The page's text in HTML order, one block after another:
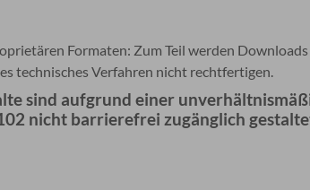
Formaten: Zum Teil werden
technisches Verfahren nicht rechtfertigen.
sind aufgrund einer
nicht barrierefrei zugänglich